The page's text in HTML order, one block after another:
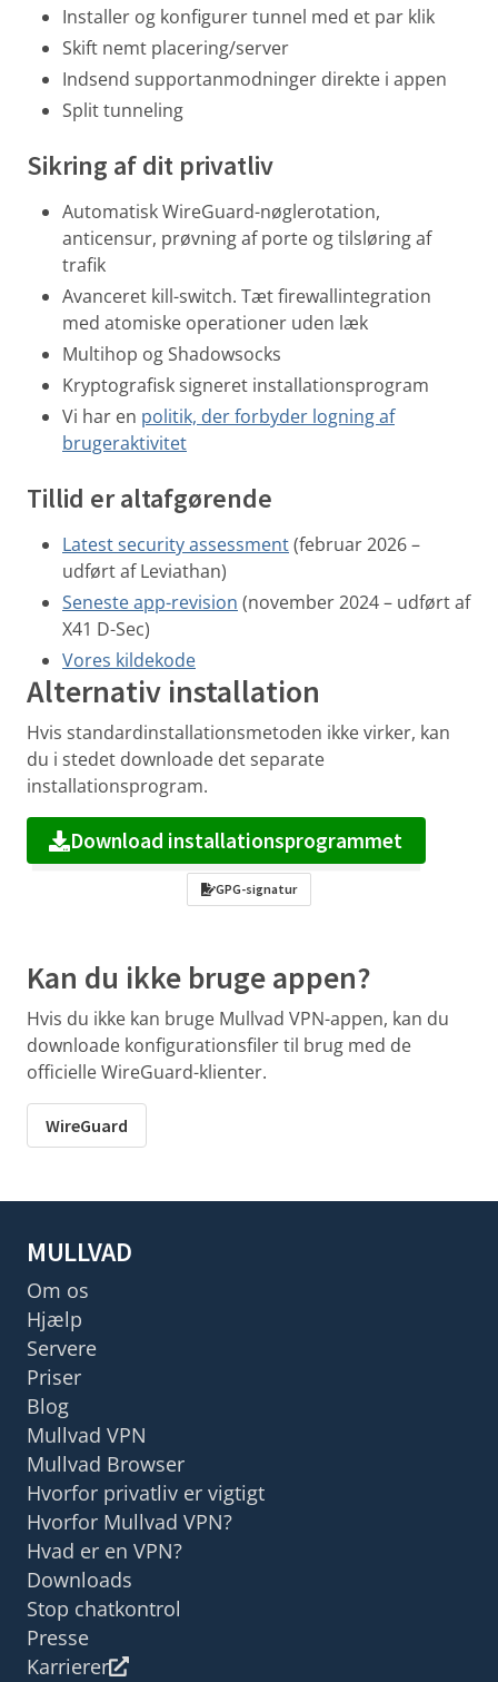
Installer og konfigurer tunnel med et par klik
Skift nemt placering/server
Indsend supportanmodninger direkte i appen
Split tunneling
Sikring af dit privatliv
Automatisk WireGuard-nøglerotation,
anticensur, prøvning af porte og tilsløring af
trafik
Avanceret kill-switch. Tæt firewallintegration
med atomiske operationer uden læk
Multihop og Shadowsocks
Kryptografisk signeret installationsprogram
Vi har en politik, der forbyder logning af
brugeraktivitet
Tillid er altafgørende
Latest security assessment(februar 2026 –
udført af Leviathan)
Seneste app-revision (november 2024 – udført af
X41 D-Sec)
Vores kildekode
Alternativ installation
Hvis standardinstallationsmetoden ikke virker, kan
du i stedet downloade det separate
installationsprogram.
Download installationsprogrammet
GPG-signatur
Kan du ikke bruge appen?
Hvis du ikke kan bruge Mullvad VPN-appen, kan du
downloade konfigurationsfiler til brug med de
officielle WireGuard-klienter.
WireGuard
MULLVAD
Om os
Hjælp
Servere
Priser
Blog
Mullvad VPN
Mullvad Browser
Hvorfor privatliv er vigtigt
Hvorfor Mullvad VPN?
Hvad er en VPN?
Downloads
Stop chatkontrol
Presse
Karrierer